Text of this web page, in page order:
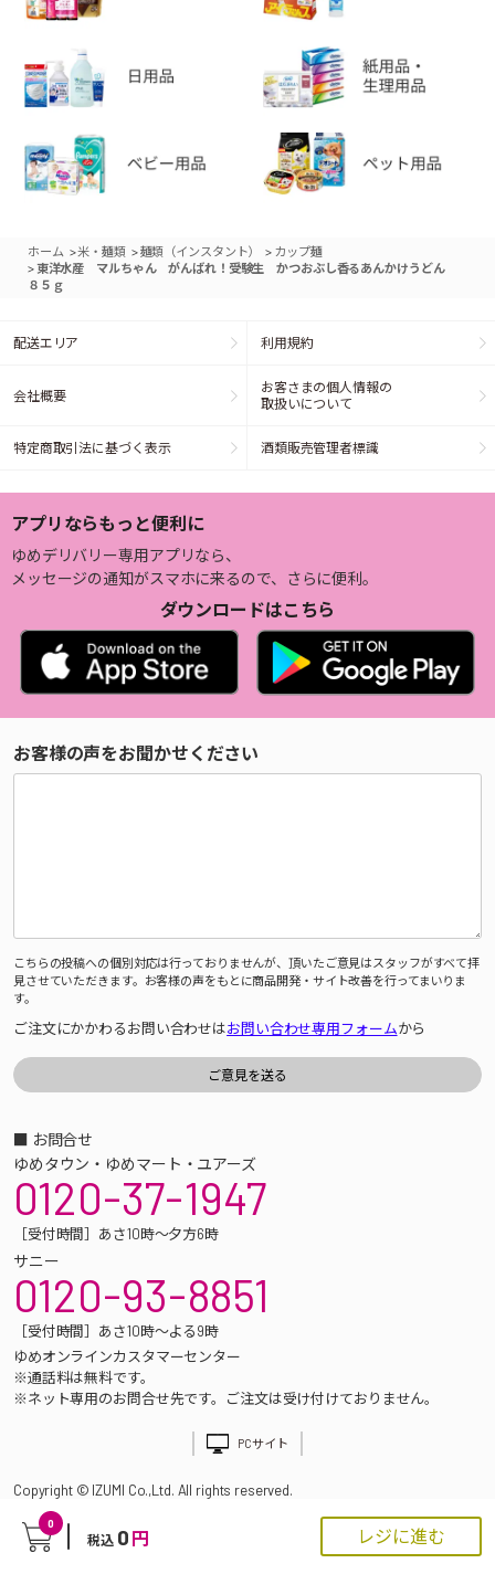
0
税込 0 円 レジに進む
ホーム >米・麺類 >麺類（インスタント） > カップ麺
>東洋水産 マルちゃん がんばれ！受験生 かつおぶし香るあんかけうどん
８５ｇ
配送エリア 利用規約
会社概要
お客さまの個人情報の
取扱いについて
特定商取引法に基づく表示 酒類販売管理者標識
アプリならもっと便利に
ゆめデリバリー専用アプリなら、
メッセージの通知がスマホに来るので、さらに便利。
ダウンロードはこちら
お客様の声をお聞かせください
こちらの投稿への個別対応は行っておりませんが、頂いたご意見はスタッフがすべて拝
見させていただきます。お客様の声をもとに商品開発・サイト改善を行ってまいりま
す。
ご注文にかかわるお問い合わせはお問い合わせ専用フォームから
■ お問合せ
ゆめタウン・ゆめマート・ユアーズ
0120-37-1947
［受付時間］あさ10時～夕方6時
サニー
0120-93-8851
［受付時間］あさ10時～よる9時
ゆめオンラインカスタマーセンター
※通話料は無料です。
※ネット専用のお問合せ先です。ご注文は受け付けておりません。
PCサイト
Copyright © IZUMI Co.,Ltd. All rights reserved.